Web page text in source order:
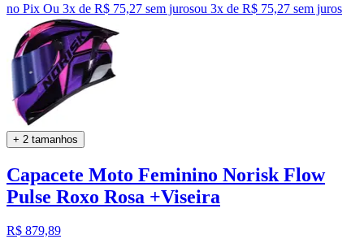
no Pix Ou 3x de R$ 75,27 sem jurosou 3x de R$ 75,27 sem juros
+ 2 tamanhos
Capacete Moto Feminino Norisk Flow
Pulse Roxo Rosa +Viseira
R$ 879,89